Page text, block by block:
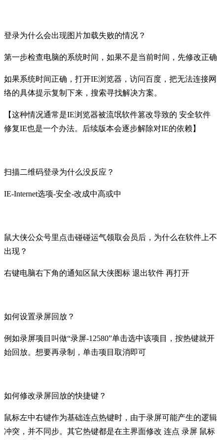
登录为什么会出现图片加载失败的情况？
第一步检查电脑的系统时间，如果不是当前时间，先修改正确
如果系统时间正确，打开IE浏览器，访问百度，把无法连接网
络的具体提示复制下来，搜索寻找解决方案。
【这种情况通常是IE浏览器被流氓软件篡改导致的 安全软件
修复IE也是一个办法。后续版本会逐步解除对IE的依赖】
扫描二维码登录为什么没反应？
IE-Internet选项-安全-改成中高或中
鼠大侠公众号里点击碰碰运气领取会员后，为什么在软件上不
出现？
右键电脑右下角的通知区鼠大侠图标 退出软件 再打开
如何设置录屏回放？
例如录屏项目叫做“录屏-12580”单击选中该项目，按热键就开
始回放。想要再录制，单击项目取消即可
如何修改录屏回放的快捷键？
鼠标左中右键作为基础连点热键时，由于录屏可能产生的逻辑
冲突，并不同步。其它热键都是在主界面修改 连点 录屏 鼠标